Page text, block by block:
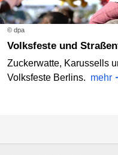
© dpa
Volksfeste und
Zuckerwatte, Karussells
Volksfeste Berlins. mehr